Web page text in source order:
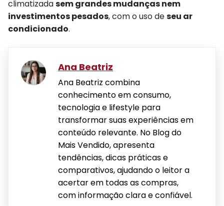
climatizadasem grandes mudanças nem
investimentos pesados, com o uso deseu ar
condicionado.
Ana Beatriz
Ana Beatriz combina
conhecimento em consumo,
tecnologia e lifestyle para
transformar suas experiências em
conteúdo relevante. No Blog do
Mais Vendido, apresenta
tendências, dicas práticas e
comparativos, ajudando o leitor a
acertar em todas as compras,
com informação clara e confiável.